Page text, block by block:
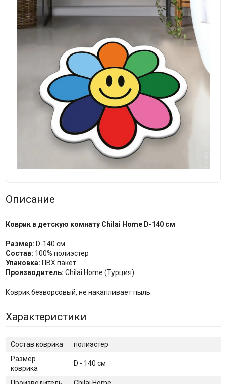
Описание
Коврик в детскую комнату Chilai Home D-140 см
Размер: D-140 см
Состав: 100% полиэстер
Упаковка: ПВХ пакет
Производитель: Chilai Home (Турция)
Коврик безворсовый, не накапливает пыль.
Характеристики
Cостав коврика
полиэстер
Размер
коврика
D - 140 см